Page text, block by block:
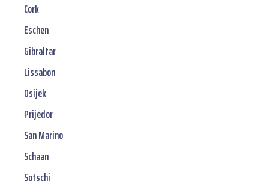
Cork
Eschen
Gibraltar
Lissabon
Osijek
Prijedor
San Marino
Schaan
Sotschi